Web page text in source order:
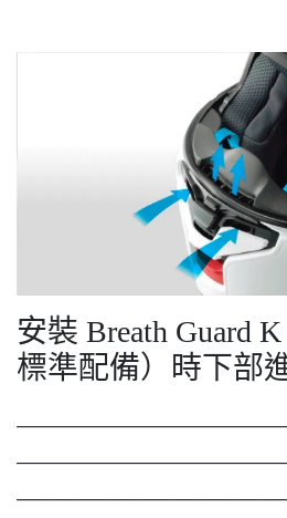
安裝 Breath Guard
標準配備）時下部